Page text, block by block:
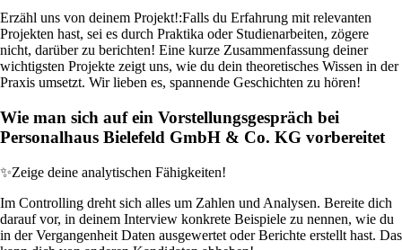
Erzähl uns von deinem Projekt!:Falls du Erfahrung mit relevanten
Projekten hast, sei es durch Praktika oder Studienarbeiten, zögere
nicht, darüber zu berichten! Eine kurze Zusammenfassung deiner
wichtigsten Projekte zeigt uns, wie du dein theoretisches Wissen in der
Praxis umsetzt. Wir lieben es, spannende Geschichten zu hören!
Wie man sich auf ein Vorstellungsgespräch bei
Personalhaus Bielefeld GmbH & Co. KG vorbereitet
✨Zeige deine analytischen Fähigkeiten!
Im Controlling dreht sich alles um Zahlen und Analysen. Bereite dich
darauf vor, in deinem Interview konkrete Beispiele zu nennen, wie du
in der Vergangenheit Daten ausgewertet oder Berichte erstellt hast. Das